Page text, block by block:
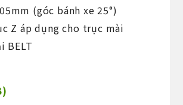
(góc bánh xe 25°)
Z áp dụng cho trục mài
BELT